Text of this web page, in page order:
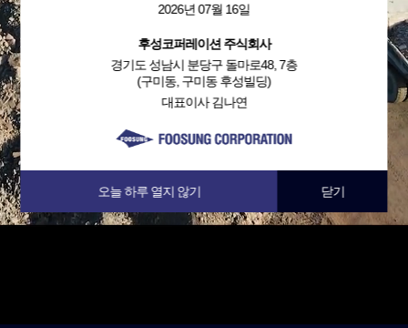
2026년 07월 16일
후성코퍼레이션 주식회사
경기도 성남시 분당구 돌마로48, 7층
(구미동, 구미동 후성빌딩)
대표이사 김나연
오늘 하루 열지 않기 닫기